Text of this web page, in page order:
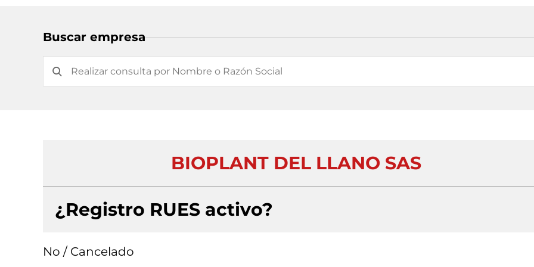
Buscar empresa
BIOPLANT DEL LLANO SAS
¿Registro RUES activo?
No / Cancelado